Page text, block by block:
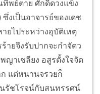
พย์ตาย ศักดิ์ดวงแข็ง
ซึ่งเป็นอาจารย์ของเดช
ยไประหว่างอุบัติเหตุ
ยจึงรับปากจะกำจัดว
ญาเชลียง อสูรตั้งใจจัด
แต่หนานจรวยก็
รัชโรจน์กับสนทรรศน์